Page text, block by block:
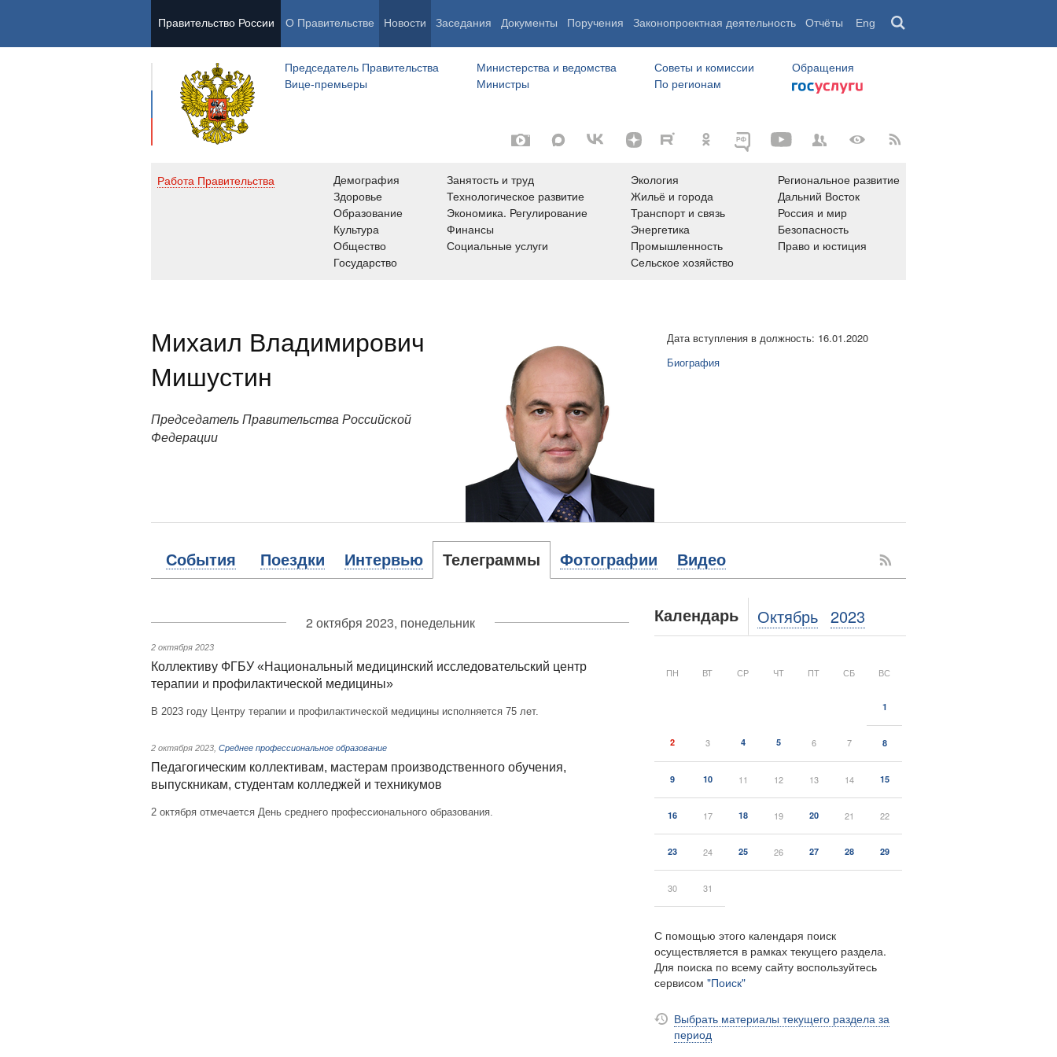
Правительство России О Правительстве Новости Заседания Документы Поручения Законопроектная деятельность Отчёты Eng
Председатель Правительства
Вице-премьеры
Министерства и ведомства
Министры
Советы и комиссии
По регионам
Обращения
Работа Правительства
Демография
Здоровье
Образование
Культура
Общество
Государство
Занятость и труд
Технологическое развитие
Экономика. Регулирование
Финансы
Социальные услуги
Экология
Жильё и города
Транспорт и связь
Энергетика
Промышленность
Сельское хозяйство
Региональное развитие
Дальний Восток
Россия и мир
Безопасность
Право и юстиция
Михаил Владимирович
Мишустин
Председатель Правительства Российской
Федерации
Дата вступления в должность: 16.01.2020
Биография
События Поездки Интервью Телеграммы Фотографии Видео
2 октября 2023, понедельник
2 октября 2023
Коллективу ФГБУ «Национальный медицинский исследовательский центр
терапии и профилактической медицины»
В 2023 году Центру терапии и профилактической медицины исполняется 75 лет.
2 октября 2023 Среднее профессиональное образование
Педагогическим коллективам, мастерам производственного обучения,
выпускникам, студентам колледжей и техникумов
2 октября отмечается День среднего профессионального образования.
Календарь Октябрь 2023
ПН ВТ СР ЧТ ПТ СБ ВС
1
2 3 4 5 6 7 8
9 10 11 12 13 14 15
16 17 18 19 20 21 22
23 24 25 26 27 28 29
30 31
С помощью этого календаря поиск
осуществляется в рамках текущего раздела.
Для поиска по всему сайту воспользуйтесь
сервисом "Поиск"
Выбрать материалы текущего раздела за
период